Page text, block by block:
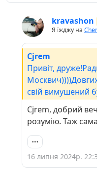
kravashon
Я їжджу на
Cjrem
Привіт,
свій вимушений
стояв без діла...
Cjrem, добрий
розумію. Таж сама
16 липня 2024р.